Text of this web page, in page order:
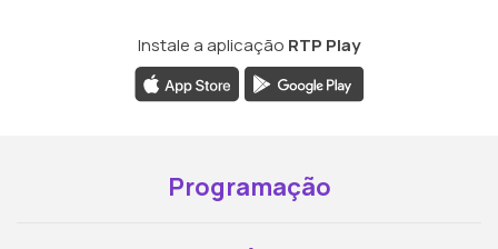
Instale a aplicação RTP Play
Programação